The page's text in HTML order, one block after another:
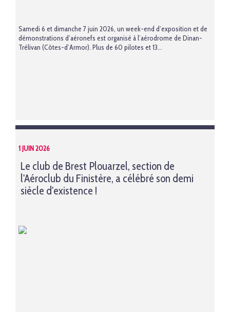
Samedi 6 et dimanche 7 juin 2026, un week-end d’exposition et de
démonstrations d’aéronefs est organisé à l’aérodrome de Dinan-
Trélivan (Côtes-d’Armor). Plus de 60 pilotes et 13...
1 JUIN 2026
Le club de Brest Plouarzel, section de
l'Aéroclub du Finistère, a célébré son demi
siècle d'existence !